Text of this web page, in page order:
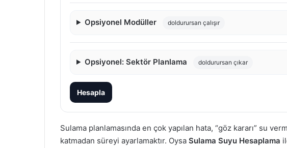
Opsiyonel Modüller doldurursan çalışır
Opsiyonel: Sektör Planlama doldurursan çıkar
Hesapla
Sulama planlamasında en çok yapılan hata, “göz kararı” su
katmadan süreyi ayarlamaktır. Oysa Sulama Suyu Hesaplama